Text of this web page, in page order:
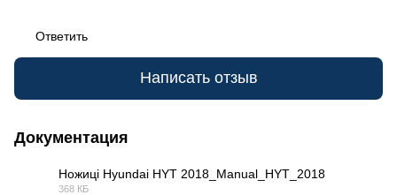
Ответить
Написать отзыв
Документация
Ножиці Hyundai HYT 2018_Manual_HYT_2018
368 КБ